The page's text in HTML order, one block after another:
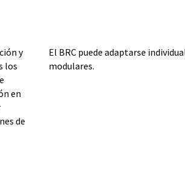
y
los
en
de
El BRC puede adaptarse
modulares.